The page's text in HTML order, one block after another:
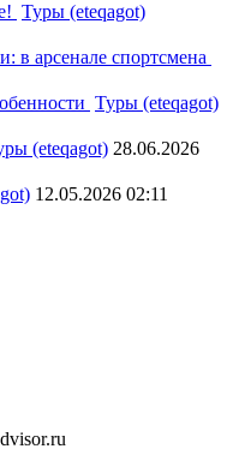
Туры (eteqagot)
в арсенале спортсмена
Туры (eteqagot)
(eteqagot) 28.06.2026
12.05.2026 02:11